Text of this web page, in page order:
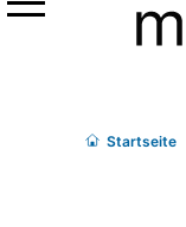
Menü
Startseite